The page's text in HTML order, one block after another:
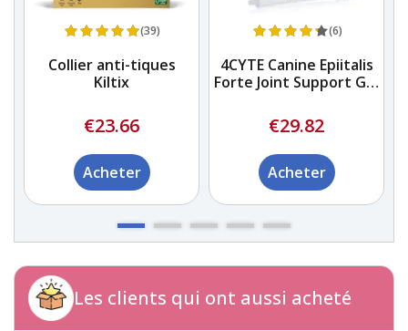
(39)
Collier anti-tiques
Kiltix
€23.66
Acheter
(6)
4CYTE Canine Epiitalis
Forte Joint Support Gel
€29.82
Acheter
Les clients qui ont aussi acheté